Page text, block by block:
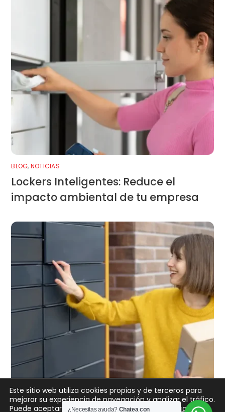
BLOG, NOTICIAS
Lockers Inteligentes: Reduce el
impacto ambiental de tu empresa
BLOG,NOTICIAS
Este sitio web utiliza cookies propias y de terceros para
mejorar su experiencia de navegación y analizar el tráfico.
Puede aceptar todas las cookies y nuestra
Política de
¿Necesitas ayuda? Chatea con